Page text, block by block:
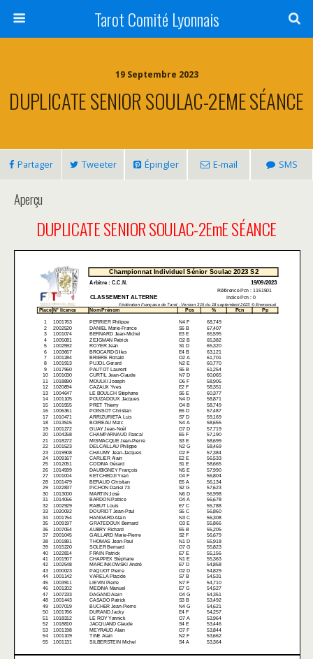
Tarot Comité Lyonnais
19 Septembre 2023
DUPLICATE SENIOR SOULAC-2EME SÉANCE
Partager Tweeter Épingler E-mail SMS
Aperçu
DUPLICATE SENIOR SOULAC-2EmE SÉANCE